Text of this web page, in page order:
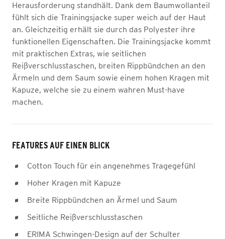
Herausforderung standhält. Dank dem Baumwollanteil
fühlt sich die Trainingsjacke super weich auf der Haut
an. Gleichzeitig erhält sie durch das Polyester ihre
funktionellen Eigenschaften. Die Trainingsjacke kommt
mit praktischen Extras, wie seitlichen
Reißverschlusstaschen, breiten Rippbündchen an den
Ärmeln und dem Saum sowie einem hohen Kragen mit
Kapuze, welche sie zu einem wahren Must-have
machen.
FEATURES AUF EINEN BLICK
Cotton Touch für ein angenehmes Tragegefühl
Hoher Kragen mit Kapuze
Breite Rippbündchen an Ärmel und Saum
Seitliche Reißverschlusstaschen
ERIMA Schwingen-Design auf der Schulter